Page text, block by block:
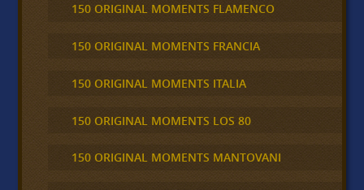
150 ORIGINAL MOMENTS FLAMENCO
150 ORIGINAL MOMENTS FRANCIA
150 ORIGINAL MOMENTS ITALIA
150 ORIGINAL MOMENTS LOS 80
150 ORIGINAL MOMENTS MANTOVANI